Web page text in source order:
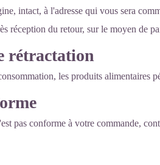
intact, à l'adresse qui vous sera
réception du retour, sur le moyen de
rétractation
les produits alimentaires
pas conforme à votre commande,